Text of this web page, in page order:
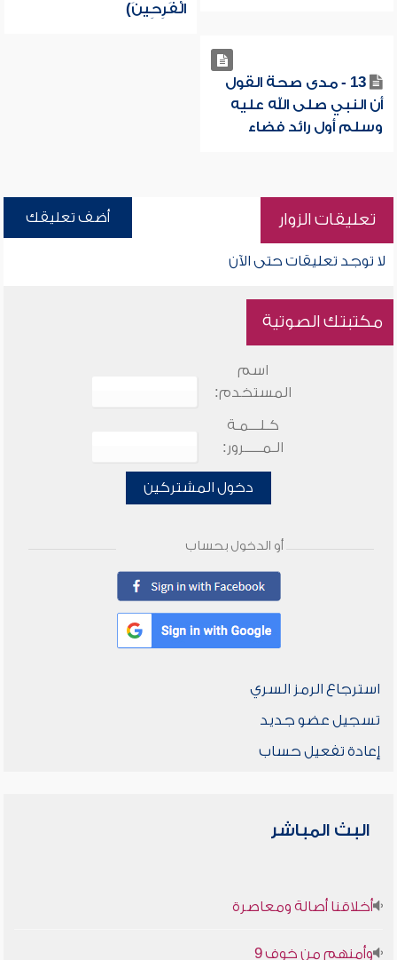
الْفَرِحِينَ)
13 - مدى صحة القول
أن النبي صلى الله عليه
وسلم أول رائد فضاء
تعليقات الزوار أضف تعليقك
لا توجد تعليقات حتى الآن
مكتبتك الصوتية
اسم
المستخدم:
كـلـــمـة
الـمـــــرور:
دخول المشتركين
أو الدخول بحساب
استرجاع الرمز السري
تسجيل عضو جديد
إعادة تفعيل حساب
البث المباشر
أخلاقنا أصالة ومعاصرة
وأمنهم من خوف 9